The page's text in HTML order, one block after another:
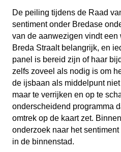
De peiling tijdens de Raad
sentiment onder Bredase
van de aanwezigen vindt een
Breda Straalt belangrijk, en
panel is bereid zijn of haar
zelfs zoveel als nodig is om
de ijsbaan als middelpunt
maar te verrijken en op te
onderscheidend programma
omtrek op de kaart zet.
onderzoek naar het
in de binnenstad.